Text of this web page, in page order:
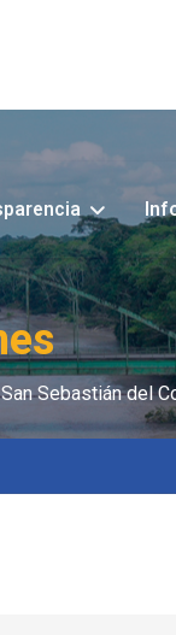
Sebastián del